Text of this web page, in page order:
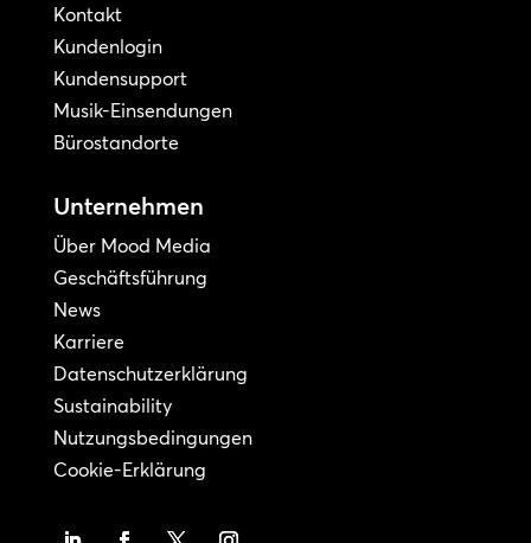
Kontakt
Kundenlogin
Kundensupport
Musik-Einsendungen
Bürostandorte
Unternehmen
Über Mood Media
Geschäftsführung
News
Karriere
Datenschutzerklärung
Sustainability
Nutzungsbedingungen
Cookie-Erklärung